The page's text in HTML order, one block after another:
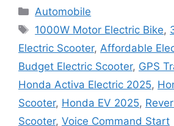
Categories
Automobile
Tags
1000W Motor Electric Bike,
Electric Scooter, Affordable
Budget Electric Scooter, GPS
Honda Activa Electric 2025,
Scooter, Honda EV 2025,
Scooter, Voice Command Start